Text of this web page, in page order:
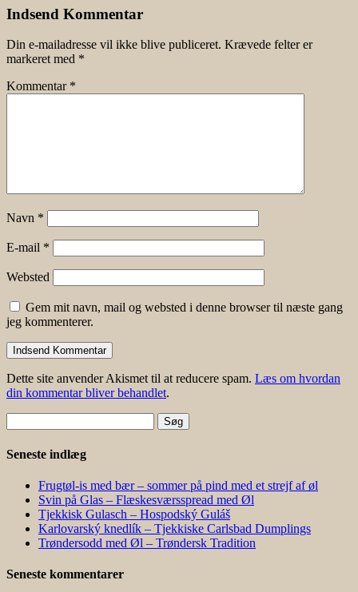
Indsend Kommentar
Din e-mailadresse vil ikke blive publiceret. Krævede felter er
markeret med *
Kommentar *
Navn *
E-mail *
Websted
Gem mit navn, mail og websted i denne browser til næste gang
jeg kommenterer.
Dette site anvender Akismet til at reducere spam. Læs om hvordan
din kommentar bliver behandlet.
efter:
Seneste indlæg
Frugtøl-is med bær – sommer på pind med et strejf af øl
Svin på Glas – Flæskesværsspread med Øl
Tjekkisk Gulasch – Hospodský Guláš
Karlovarský knedlík – Tjekkiske Carlsbad Dumplings
Trøndersodd med Øl – Trøndersk Tradition
Seneste kommentarer